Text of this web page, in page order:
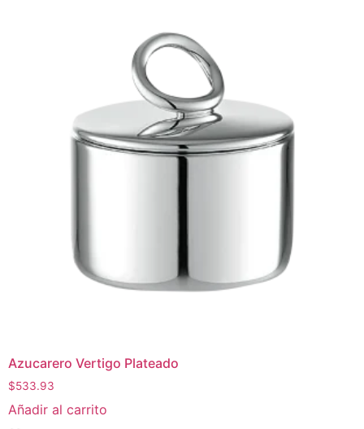
Azucarero Vertigo Plateado
$533.93
Añadir al carrito